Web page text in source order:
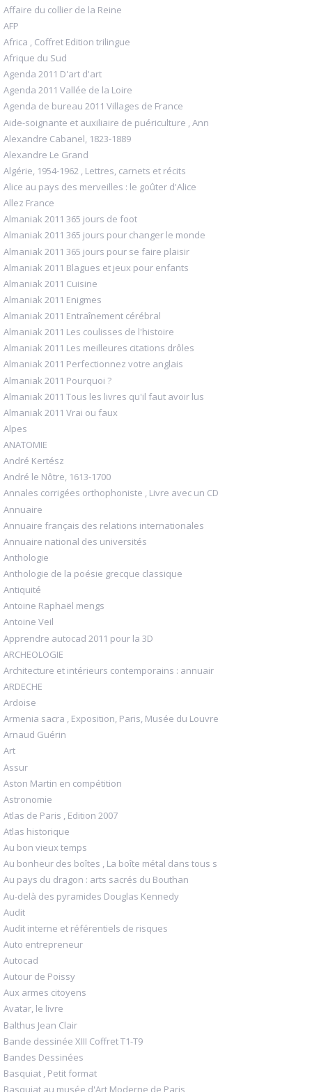
Affaire du collier de la Reine
AFP
Africa , Coffret Edition trilingue
Afrique du Sud
Agenda 2011 D'art d'art
Agenda 2011 Vallée de la Loire
Agenda de bureau 2011 Villages de France
Aide-soignante et auxiliaire de puériculture , Ann
Alexandre Cabanel, 1823-1889
Alexandre Le Grand
Algérie, 1954-1962 , Lettres, carnets et récits
Alice au pays des merveilles : le goûter d'Alice
Allez France
Almaniak 2011 365 jours de foot
Almaniak 2011 365 jours pour changer le monde
Almaniak 2011 365 jours pour se faire plaisir
Almaniak 2011 Blagues et jeux pour enfants
Almaniak 2011 Cuisine
Almaniak 2011 Enigmes
Almaniak 2011 Entraînement cérébral
Almaniak 2011 Les coulisses de l'histoire
Almaniak 2011 Les meilleures citations drôles
Almaniak 2011 Perfectionnez votre anglais
Almaniak 2011 Pourquoi ?
Almaniak 2011 Tous les livres qu'il faut avoir lus
Almaniak 2011 Vrai ou faux
Alpes
ANATOMIE
André Kertész
André le Nôtre, 1613-1700
Annales corrigées orthophoniste , Livre avec un CD
Annuaire
Annuaire français des relations internationales
Annuaire national des universités
Anthologie
Anthologie de la poésie grecque classique
Antiquité
Antoine Raphaël mengs
Antoine Veil
Apprendre autocad 2011 pour la 3D
ARCHEOLOGIE
Architecture et intérieurs contemporains : annuair
ARDECHE
Ardoise
Armenia sacra , Exposition, Paris, Musée du Louvre
Arnaud Guérin
Art
Assur
Aston Martin en compétition
Astronomie
Atlas de Paris , Edition 2007
Atlas historique
Au bon vieux temps
Au bonheur des boîtes , La boîte métal dans tous s
Au pays du dragon : arts sacrés du Bouthan
Au-delà des pyramides Douglas Kennedy
Audit
Audit interne et référentiels de risques
Auto entrepreneur
Autocad
Autour de Poissy
Aux armes citoyens
Avatar, le livre
Balthus Jean Clair
Bande dessinée XIII Coffret T1-T9
Bandes Dessinées
Basquiat , Petit format
Basquiat au musée d'Art Moderne de Paris